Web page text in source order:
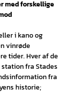
med forskellige
i kano og
vinrøde
tider. Hver af de
fra Stades
fra
historie;